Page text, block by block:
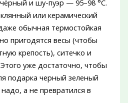
и шу-пуэр — 95–98 °C.
или керамический
обычная термостойкая
пригодятся весы (чтобы
крепость), ситечко и
уже достаточно, чтобы
подарка черный зеленый
надо, а не превратился в